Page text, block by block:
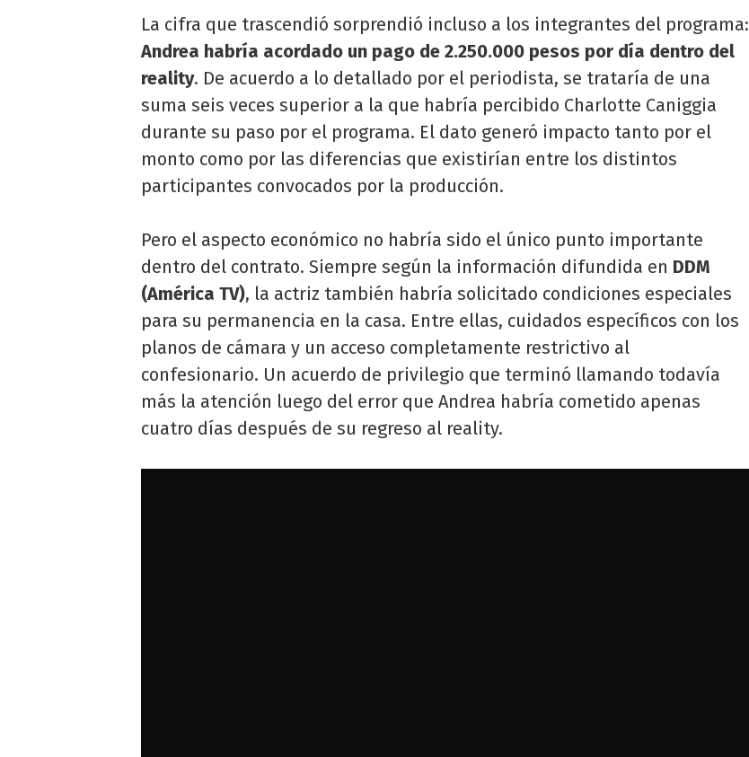
La cifra que trascendió sorprendió incluso a los integrantes del programa:
Andrea habría acordado un pago de 2.250.000 pesos por día dentro del
reality. De acuerdo a lo detallado por el periodista, se trataría de una
suma seis veces superior a la que habría percibido Charlotte Caniggia
durante su paso por el programa. El dato generó impacto tanto por el
monto como por las diferencias que existirían entre los distintos
participantes convocados por la producción.
Pero el aspecto económico no habría sido el único punto importante
dentro del contrato. Siempre según la información difundida en DDM
(América TV), la actriz también habría solicitado condiciones especiales
para su permanencia en la casa. Entre ellas, cuidados específicos con los
planos de cámara y un acceso completamente restrictivo al
confesionario. Un acuerdo de privilegio que terminó llamando todavía
más la atención luego del error que Andrea habría cometido apenas
cuatro días después de su regreso al reality.